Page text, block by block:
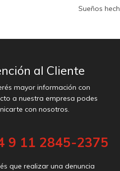
Sueños
al Cliente
mayor información con
a nuestra empresa podes
con nosotros.
9 11 2845-2375
que realizar una denuncia